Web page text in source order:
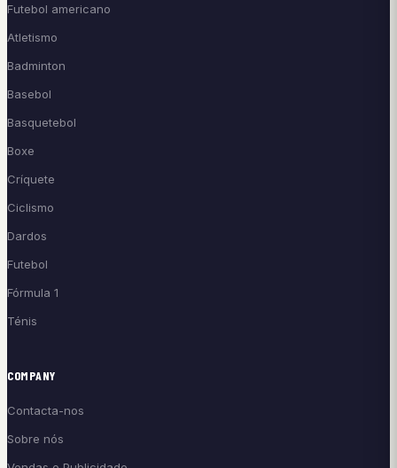
Futebol americano
Atletismo
Badminton
Basebol
Basquetebol
Boxe
Críquete
Ciclismo
Dardos
Futebol
Fórmula 1
Ténis
COMPANY
Contacta-nos
Sobre nós